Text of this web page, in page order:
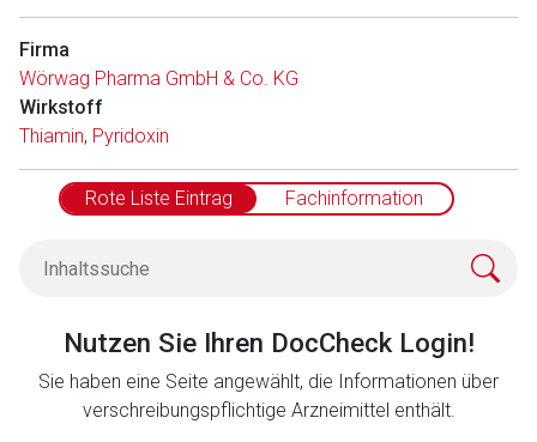
Firma
Wörwag Pharma GmbH & Co. KG
Wirkstoff
Thiamin, Pyridoxin
Rote Liste Eintrag Fachinformation
Nutzen Sie Ihren DocCheck Login!
Sie haben eine Seite angewählt, die Informationen über
verschreibungspflichtige Arzneimittel enthält.
Aufruf einer externen Seite
Der von Ihnen aufgerufene Link öffnet eine externe Web-
Seite. Für die Inhalte der externen Web-Seite ist deren
Zurück zur rote-liste.de Zur Seite